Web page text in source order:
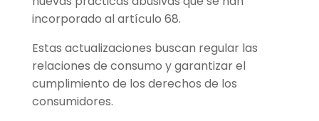
incorporado al artículo 68.
Estas actualizaciones buscan regular las
relaciones de consumo y garantizar el
cumplimiento de los derechos de los
consumidores.